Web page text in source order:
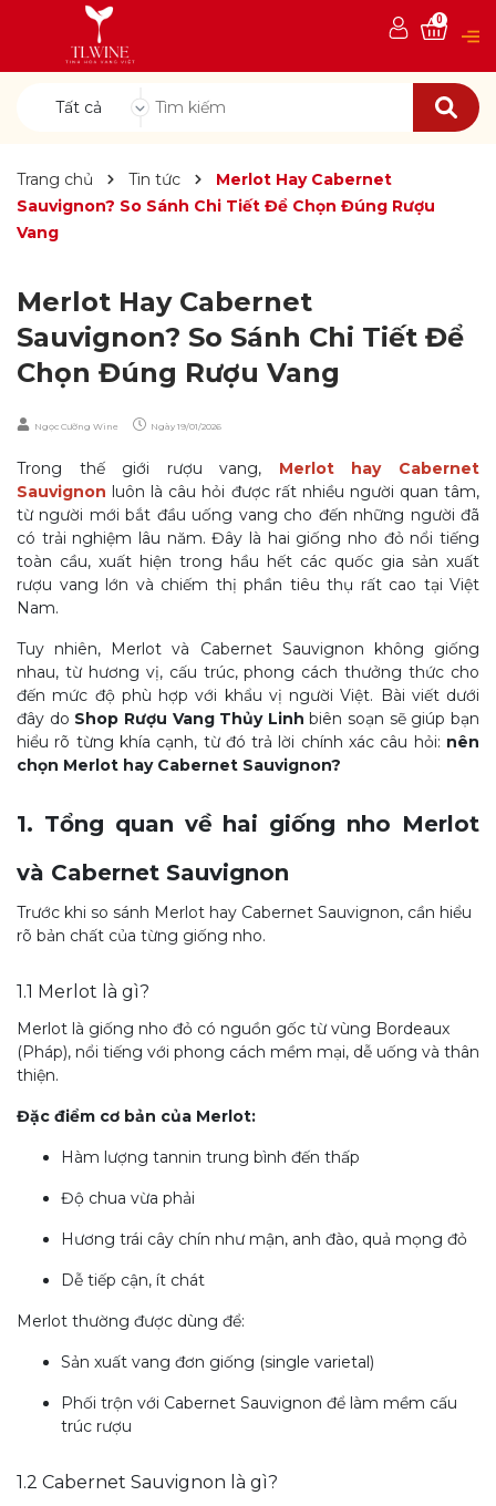
Tất cả
0
Trang chủ Tin tức
Merlot Hay Cabernet
Sauvignon? So Sánh Chi Tiết Để Chọn Đúng Rượu
Vang
Merlot Hay Cabernet
Sauvignon? So Sánh Chi Tiết Để
Chọn Đúng Rượu Vang
Ngọc Cường Wine Ngày 19/01/2026
Trong thế giới rượu vang, Merlot hay Cabernet
Sauvignon luôn là câu hỏi được rất nhiều người quan tâm,
từ người mới bắt đầu uống vang cho đến những người đã
có trải nghiệm lâu năm. Đây là hai giống nho đỏ nổi tiếng
toàn cầu, xuất hiện trong hầu hết các quốc gia sản xuất
rượu vang lớn và chiếm thị phần tiêu thụ rất cao tại Việt
Nam.
Tuy nhiên, Merlot và Cabernet Sauvignon không giống
nhau, từ hương vị, cấu trúc, phong cách thưởng thức cho
đến mức độ phù hợp với khẩu vị người Việt. Bài viết dưới
đây do Shop Rượu Vang Thủy Linh biên soạn sẽ giúp bạn
hiểu rõ từng khía cạnh, từ đó trả lời chính xác câu hỏi: nên
chọn Merlot hay Cabernet Sauvignon?
1. Tổng quan về hai giống nho Merlot
và Cabernet Sauvignon
Trước khi so sánh Merlot hay Cabernet Sauvignon, cần hiểu
rõ bản chất của từng giống nho.
1.1 Merlot là gì?
Merlot là giống nho đỏ có nguồn gốc từ vùng Bordeaux
(Pháp), nổi tiếng với phong cách mềm mại, dễ uống và thân
thiện.
Đặc điểm cơ bản của Merlot:
Hàm lượng tannin trung bình đến thấp
Độ chua vừa phải
Hương trái cây chín như mận, anh đào, quả mọng đỏ
Dễ tiếp cận, ít chát
Merlot thường được dùng để:
Sản xuất vang đơn giống (single varietal)
Phối trộn với Cabernet Sauvignon để làm mềm cấu
trúc rượu
1.2 Cabernet Sauvignon là gì?